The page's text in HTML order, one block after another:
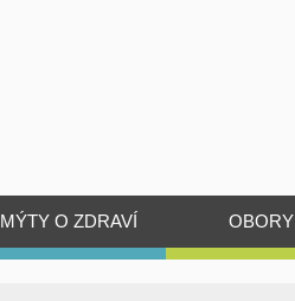
MÝTY O ZDRAVÍ OBORY